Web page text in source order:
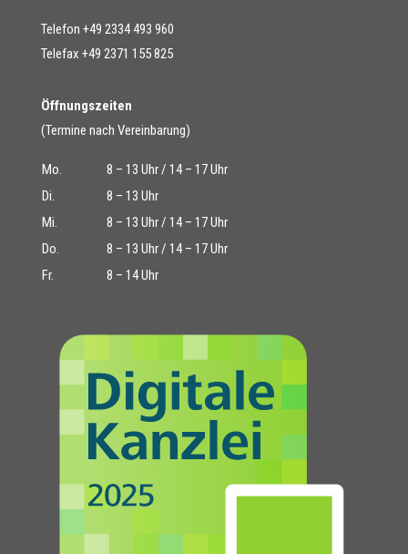
Telefon +49 2334 493 960
Telefax +49 2371 155 825
Öffnungszeiten
(Termine nach Vereinbarung)
Mo.
8 – 13 Uhr / 14 – 17 Uhr
Di.
8 – 13 Uhr
Mi.
8 – 13 Uhr / 14 – 17 Uhr
Do.
8 – 13 Uhr / 14 – 17 Uhr
Fr.
8 – 14 Uhr